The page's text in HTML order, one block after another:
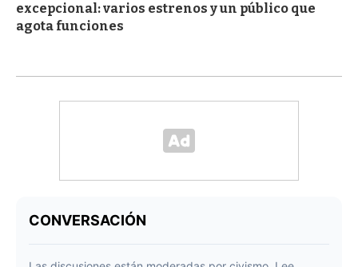
excepcional: varios estrenos y un público que
agota funciones